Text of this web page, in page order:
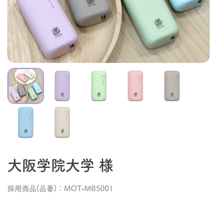
大阪学院大学 様
採用商品(品番)：MOT-MB5001